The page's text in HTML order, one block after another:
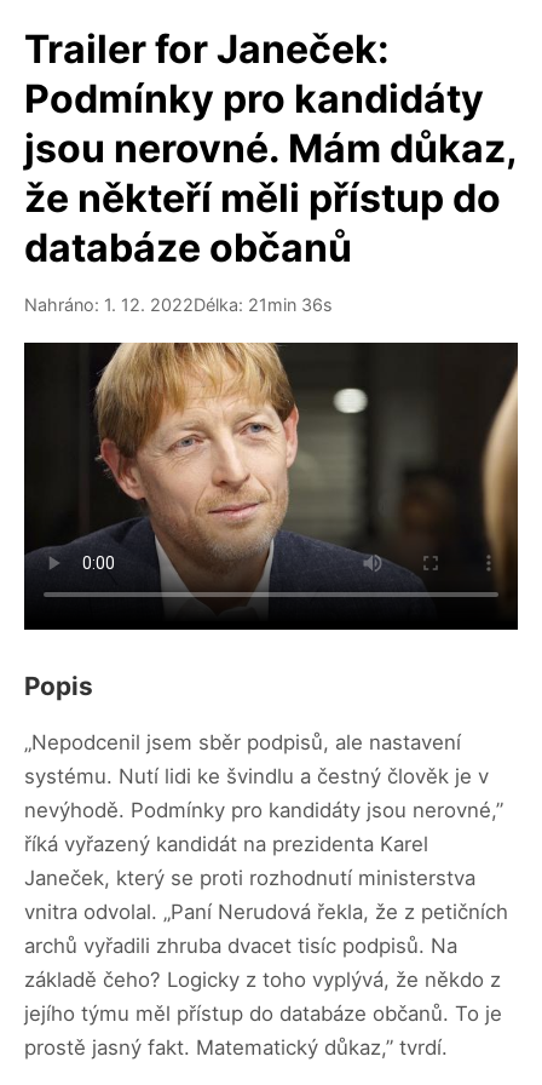
Trailer for Janeček:
Podmínky pro kandidáty
jsou nerovné. Mám důkaz,
že někteří měli přístup do
databáze občanů
Nahráno: 1. 12. 2022Délka: 21min 36s
Popis
„Nepodcenil jsem sběr podpisů, ale nastavení
systému. Nutí lidi ke švindlu a čestný člověk je v
nevýhodě. Podmínky pro kandidáty jsou nerovné,”
říká vyřazený kandidát na prezidenta Karel
Janeček, který se proti rozhodnutí ministerstva
vnitra odvolal. „Paní Nerudová řekla, že z petičních
archů vyřadili zhruba dvacet tisíc podpisů. Na
základě čeho? Logicky z toho vyplývá, že někdo z
jejího týmu měl přístup do databáze občanů. To je
prostě jasný fakt. Matematický důkaz,” tvrdí.